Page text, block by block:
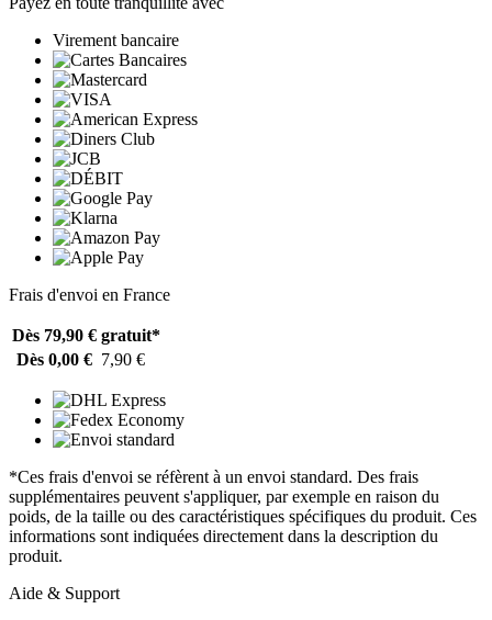
Virement bancaire
Frais d'envoi en France
Dès 79,90 € gratuit*
Dès 0,00 € 7,90 €
*Ces frais d'envoi se réfèrent à un envoi standard. Des frais
supplémentaires peuvent s'appliquer, par exemple en raison du
poids, de la taille ou des caractéristiques spécifiques du produit. Ces
informations sont indiquées directement dans la description du
produit.
Aide & Support